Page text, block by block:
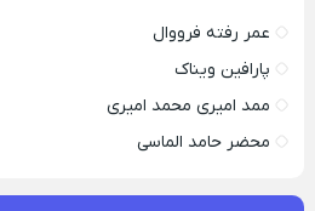
عمر رفته فرووال
پارافين ویناک
ممد امیری محمد امیری
محضر حامد الماسی